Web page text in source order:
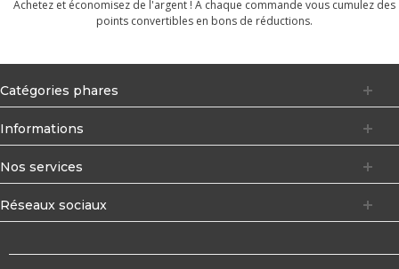
Achetez et économisez de l'argent ! À chaque commande vous cumulez des
points convertibles en bons de réductions.
Catégories phares
Informations
Nos services
Réseaux sociaux